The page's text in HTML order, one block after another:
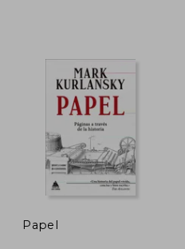
45%
dcto.
Papel